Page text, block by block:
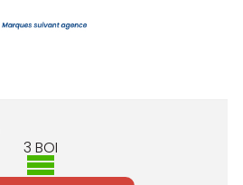
3 BOI